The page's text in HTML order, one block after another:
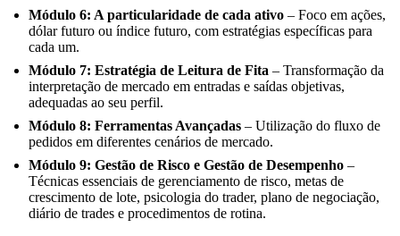
Módulo 6: A particularidade de cada ativo – Foco em ações,
dólar futuro ou índice futuro, com estratégias específicas para
cada um.
Módulo 7: Estratégia de Leitura de Fita – Transformação da
interpretação de mercado em entradas e saídas objetivas,
adequadas ao seu perfil.
Módulo 8: Ferramentas Avançadas – Utilização do fluxo de
pedidos em diferentes cenários de mercado.
Módulo 9: Gestão de Risco e Gestão de Desempenho –
Técnicas essenciais de gerenciamento de risco, metas de
crescimento de lote, psicologia do trader, plano de negociação,
diário de trades e procedimentos de rotina.